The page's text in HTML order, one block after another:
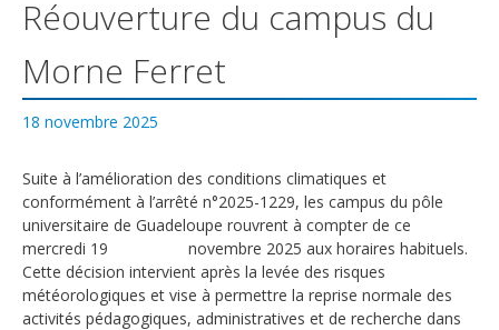
Réouverture du campus du
Morne Ferret
18 novembre 2025
Suite à l’amélioration des conditions climatiques et
conformément à l’arrêté n°2025-1229, les campus du pôle
universitaire de Guadeloupe rouvrent à compter de ce
mercredi 19 novembre 2025 aux horaires habituels.
Cette décision intervient après la levée des risques
météorologiques et vise à permettre la reprise normale des
activités pédagogiques, administratives et de recherche dans